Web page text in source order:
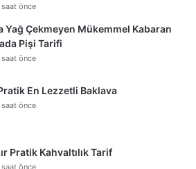
saat önce
Yağ Çekmeyen Mükemmel Kabaran
Pişi Tarifi
saat önce
En Lezzetli Baklava
saat önce
Pratik Kahvaltılık Tarif
saat önce